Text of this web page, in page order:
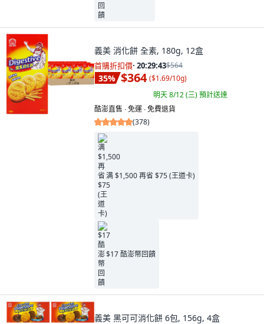
義美 消化餅 全素, 180g, 12盒
首購折扣價· 20:29:41$564
35% $364 ($1.69/10g)
明天 8/12 (三)預計送達
酷澎直售 ∙ 免運 ∙ 免費退貨
(378)
满 $1,500 再省 $75 (王道卡)
$17 酷澎幣回饋
義美 黑可可消化餅 6包, 156g, 4盒